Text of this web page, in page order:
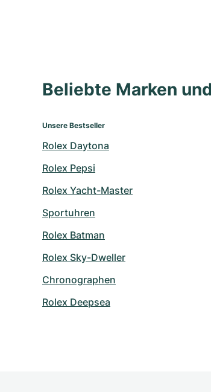
Beliebte Marken
Unsere Bestseller
Rolex Daytona
Rolex Pepsi
Rolex Yacht-Master
Sportuhren
Rolex Batman
Rolex Sky-Dweller
Chronographen
Rolex Deepsea